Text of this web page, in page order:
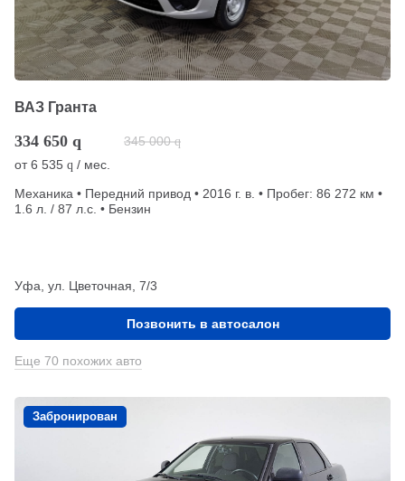
ВАЗ Гранта
334 650 q 345 000 q
от6 535 q / мес.
Механика • Передний привод • 2016 г. в. • Пробег: 86 272 км •
1.6 л. / 87 л.с. • Бензин
Уфа, ул. Цветочная, 7/3
Позвонить в автосалон
Еще 70 похожих авто
Забронирован